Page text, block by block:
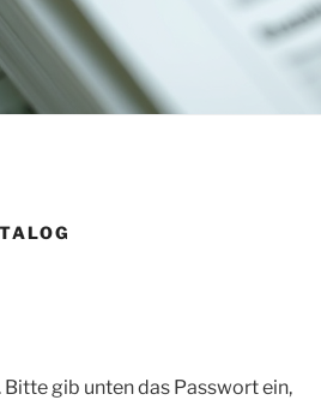
gib unten das Passwort ein,